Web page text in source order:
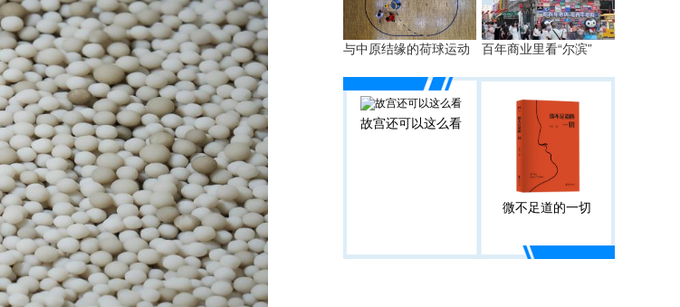
与中原结缘的荷球运动 百年商业里看“尔滨”
故宫还可以这么看
微不足道的一切